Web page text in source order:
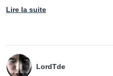
Lire la suite
LordTde